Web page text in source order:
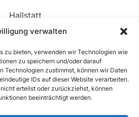
verwalten
zu bieten, verwenden wir Technologien wie
zu speichern und/oder darauf
Technologien zustimmst, können wir Daten
IDs auf dieser Website verarbeiten.
erteilst oder zurückziehst, können
beeinträchtigt werden.
Hallstatt
Langbathsee
See
Hintersee